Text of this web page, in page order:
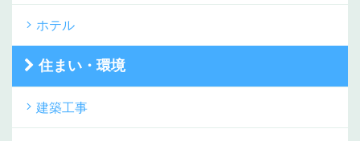
ホテル
住まい・環境
建築工事